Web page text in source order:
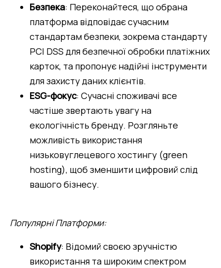
Безпека: Переконайтеся, що обрана
платформа відповідає сучасним
стандартам безпеки, зокрема стандарту
PCI DSS для безпечної обробки платіжних
карток, та пропонує надійні інструменти
для захисту даних клієнтів.
ESG-фокус: Сучасні споживачі все
частіше звертають увагу на
екологічність бренду. Розгляньте
можливість використання
низьковуглецевого хостингу (green
hosting), щоб зменшити цифровий слід
вашого бізнесу.
Популярні Платформи:
Shopify: Відомий своєю зручністю
використання та широким спектром